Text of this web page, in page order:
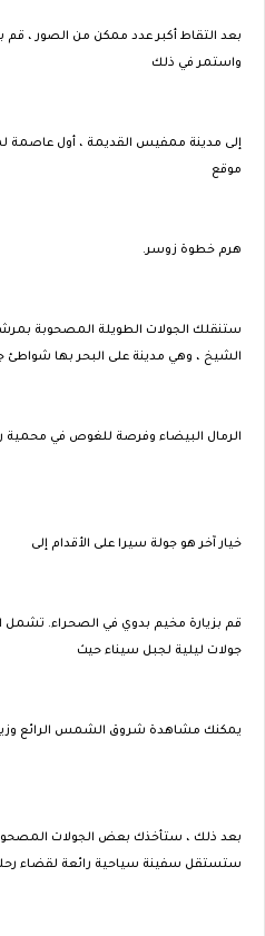
واستمر في ذلك
إلى مدينة ممفيس القديمة ، أول عاصمة
موقع
هرم خطوة زوسر.
ستنقلك الجولات الطويلة المصحوبة
الشيخ ، وهي مدينة على البحر بها شواطئ
الرمال البيضاء وفرصة للغوص في محمية
خيار آخر هو جولة سيرا على الأقدام إلى
قم بزيارة مخيم بدوي في الصحراء. تشمل
جولات ليلية لجبل سيناء حيث
يمكنك مشاهدة شروق الشمس الرائع
بعد ذلك ، ستأخذك بعض الجولات
ستستقل سفينة سياحية رائعة لقضاء